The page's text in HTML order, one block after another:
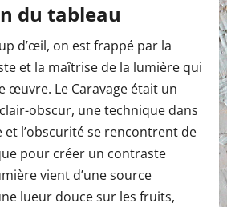
du tableau
d’œil, on est frappé par la
et la maîtrise de la lumière qui
œuvre. Le Caravage était un
obscur, une technique dans
et l’obscurité se rencontrent de
pour créer un contraste
vient d’une source
lueur douce sur les fruits,